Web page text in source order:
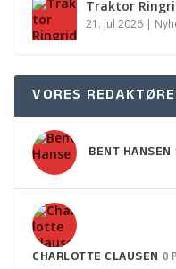
Traktor
21. jul 2026 |
VORES
BENT HANSEN
CHARLOTTE CLAUSEN 0